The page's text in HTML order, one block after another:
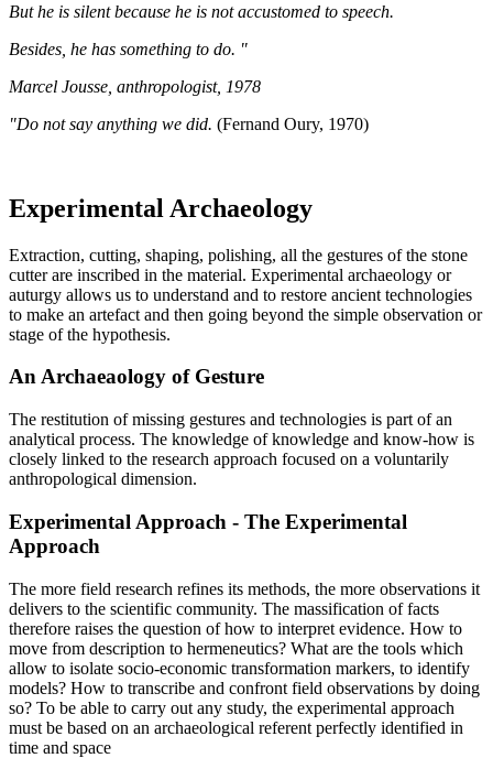
But he is silent because he is not accustomed to speech.
Besides, he has something to do. "
Marcel Jousse, anthropologist, 1978
"Do not say anything we did. (Fernand Oury, 1970)
Experimental Archaeology
Extraction, cutting, shaping, polishing, all the gestures of the stone
cutter are inscribed in the material. Experimental archaeology or
auturgy allows us to understand and to restore ancient technologies
to make an artefact and then going beyond the simple observation or
stage of the hypothesis.
An Archaeaology of Gesture
The restitution of missing gestures and technologies is part of an
analytical process. The knowledge of knowledge and know-how is
closely linked to the research approach focused on a voluntarily
anthropological dimension.
Experimental Approach - The Experimental
Approach
The more field research refines its methods, the more observations it
delivers to the scientific community. The massification of facts
therefore raises the question of how to interpret evidence. How to
move from description to hermeneutics? What are the tools which
allow to isolate socio-economic transformation markers, to identify
models? How to transcribe and confront field observations by doing
so? To be able to carry out any study, the experimental approach
must be based on an archaeological referent perfectly identified in
time and space